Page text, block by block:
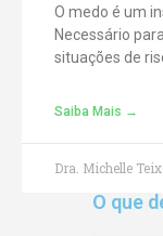
O medo é um
Necessário
situações de
Saiba Mais →
Dra. Michelle
O que